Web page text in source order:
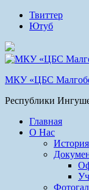
Твиттер
Ютуб
МКУ «ЦБС
Республики
Главная
О Нас